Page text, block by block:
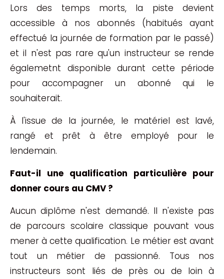
Lors des temps morts, la piste devient
accessible à nos abonnés (habitués ayant
effectué la journée de formation par le passé)
et il n'est pas rare qu'un instructeur se rende
égalemetnt disponible durant cette période
pour accompagner un abonné qui le
souhaiterait.
À l'issue de la journée, le matériel est lavé,
rangé et prêt à être employé pour le
lendemain.
Faut-il une qualification particulière pour
donner cours au CMV ?
Aucun diplôme n'est demandé. Il n'existe pas
de parcours scolaire classique pouvant vous
mener à cette qualification. Le métier est avant
tout un métier de passionné. Tous nos
instructeurs sont liés de près ou de loin à